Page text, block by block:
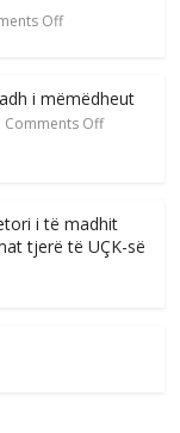
Off
i mëmëdheut
Comments Off
i të madhit
tjerë të UÇK-së